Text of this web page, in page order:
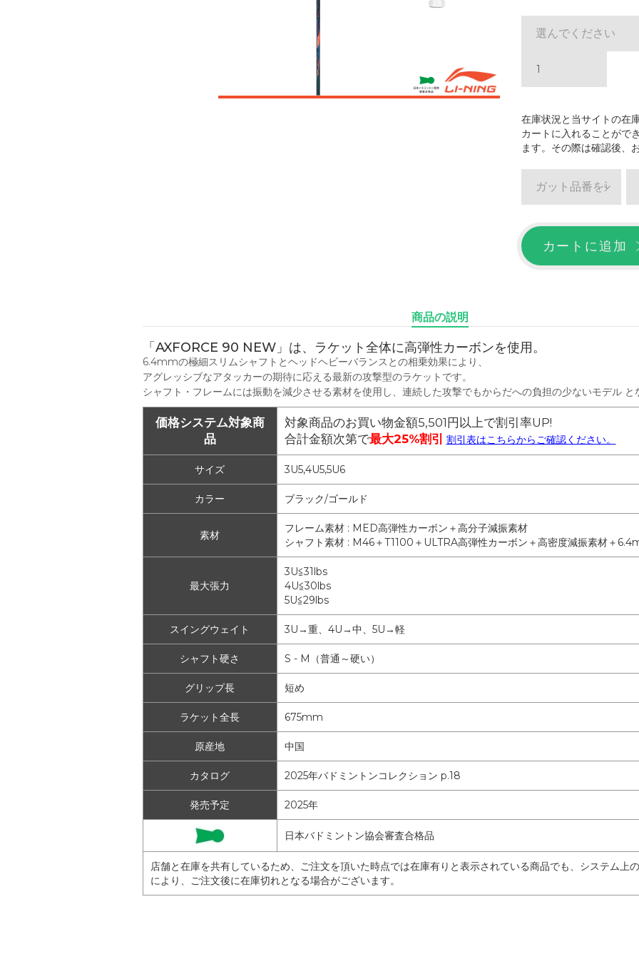
選んでください
在庫状況と当サイトの在
カートに入れることがで
ます。その際は確認後、
ガット品番を選ぶ
カートに追加
商品の説明
「AXFORCE 90 NEW」は、ラケット全体に⾼弾性カーボンを使⽤。
6.4mmの極細スリムシャフトとヘッドヘビーバランスとの相乗効果により、
アグレッシブなアタッカーの期待に応える最新の攻撃型のラケットです。
シャフト・フレームには振動を減少させる素材を使⽤し、連続した攻撃でもからだへの負担の少ないモデル と
価格システム対象商
品
対象商品のお買い物金額5,501円以上で割引率UP!
合計金額次第で最大25%割引 割引表はこちらからご確認ください。
サイズ 3U5,4U5,5U6
カラー ブラック/ゴールド
素材
フレーム素材 : MED高弾性カーボン＋高分子減振素材
シャフト素材 : M46＋T1100＋ULTRA高弾性カーボン＋高密度減振素材＋
最大張力
3U≦31lbs
4U≦30lbs
5U≦29lbs
スイングウェイト 3U→重、4U→中、5U→軽
シャフト硬さ S - M（普通～硬い）
グリップ長 短め
ラケット全長 675mm
原産地 中国
カタログ 2025年バドミントンコレクション p.18
発売予定 2025年
日本バドミントン協会審査合格品
店舗と在庫を共有しているため、ご注文を頂いた時点では在庫有りと表示されている商品でも、システム上
により、ご注文後に在庫切れとなる場合がございます。